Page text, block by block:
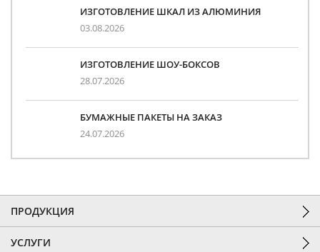
ИЗГОТОВЛЕНИЕ ШКАЛ ИЗ АЛЮМИНИЯ
03.08.2026
ИЗГОТОВЛЕНИЕ ШОУ-БОКСОВ
28.07.2026
БУМАЖНЫЕ ПАКЕТЫ НА ЗАКАЗ
24.07.2026
ПРОДУКЦИЯ
УСЛУГИ